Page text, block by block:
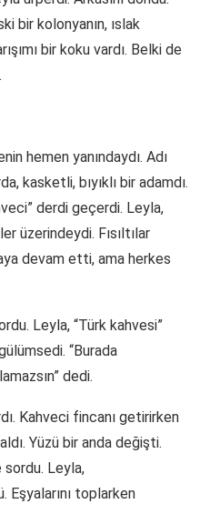
bir kolonyanın, ıslak
bir koku vardı. Belki de
hemen yanındaydı. Adı
kasketli, bıyıklı bir adamdı.
derdi geçerdi. Leyla,
üzerindeydi. Fısıltılar
devam etti, ama herkes
Leyla, “Türk kahvesi”
“Burada
dedi.
Kahveci fincanı getirirken
Yüzü bir anda değişti.
sordu. Leyla,
Eşyalarını toplarken